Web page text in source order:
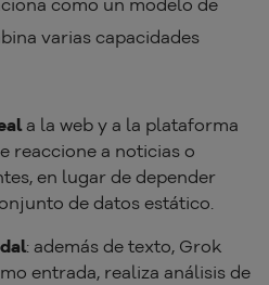
como un modelo de
varias capacidades
a la web y a la plataforma
reaccione a noticias o
en lugar de depender
de datos estático.
: además de texto, Grok
entrada, realiza análisis de